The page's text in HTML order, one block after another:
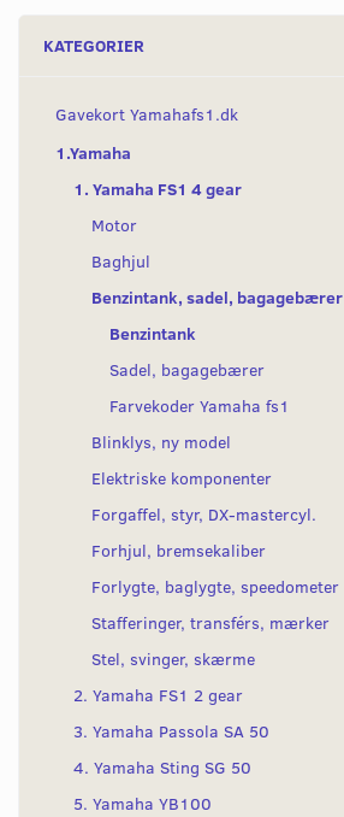
KATEGORIER
Gavekort Yamahafs1.dk
1.Yamaha
1. Yamaha FS1 4 gear
Motor
Baghjul
Benzintank, sadel, bagagebærer
Benzintank
Sadel, bagagebærer
Farvekoder Yamaha fs1
Blinklys, ny model
Elektriske komponenter
Forgaffel, styr, DX-mastercyl.
Forhjul, bremsekaliber
Forlygte, baglygte, speedometer
Stafferinger, transférs, mærker
Stel, svinger, skærme
2. Yamaha FS1 2 gear
3. Yamaha Passola SA 50
4. Yamaha Sting SG 50
5. Yamaha YB100